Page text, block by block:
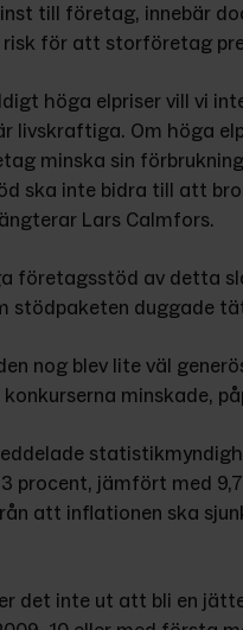
till företag, innebär
risk för att storföretag
höga elpriser vill vi
livskraftiga. Om höga
minska sin
ska inte bidra till att
Lars Calmfors.
företagsstöd av detta
stödpaketen duggade
nog blev lite väl
minskade,
procent, jämfört med
att inflationen ska
det inte ut att bli en